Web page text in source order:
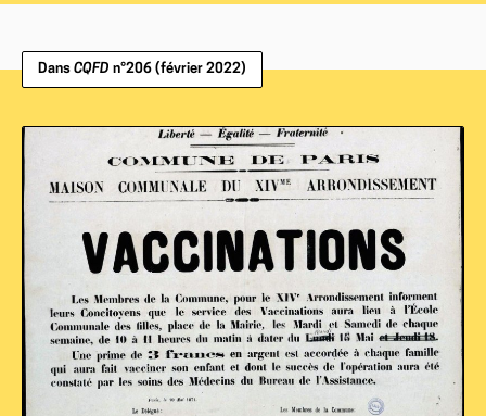
Dans CQFD n°206 (février 2022)